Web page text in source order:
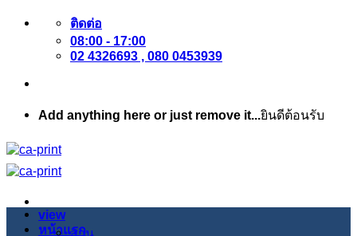
ข้าม
เนื้อหา
ติดต่อ
08:00 - 17:00
02 4326693 , 080 0453939
Add anything here or just remove it...ยินดีต้อนรับ
หน้าแรก
view
สวน